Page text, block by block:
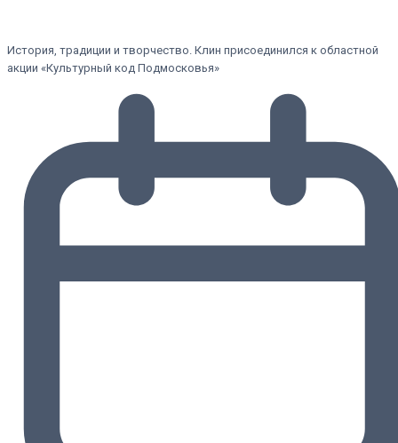
История, традиции и творчество. Клин присоединился к областной
акции «Культурный код Подмосковья»